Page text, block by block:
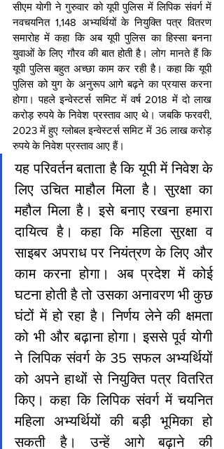
सीएम याेगी ने गुरुवार को यूपी पुलिस में लिपिक संवर्ग में
नवचयनित 1,148 अभ्यर्थियों के नियुक्ति पत्र वितरण
समारोह में कहा कि अब यूपी पुलिस का हिस्सा बनना
युवाओं के लिए गौरव की बात होती है। लोग मानते हैं कि
यूपी पुलिस बहुत अच्छा काम कर रही है। कहा कि यूपी
पुलिस को युग के अनुरूप आगे बढ़ने का प्रयास करना
होगा। पहले इन्वेस्टर्स समिट में वर्ष 2018 में दो लाख
करोड़ रुपये के निवेश प्रस्ताव आए थे। जबकि फरवरी,
2023 में हुए ग्लोबल इन्वेस्टर्स समिट में 36 लाख करोड़
रुपये के निवेश प्रस्ताव आए हैं।
यह परिवर्तन बताता है कि यूपी में निवेश के
लिए उचित माहौल मिला है। सुरक्षा का
महौल मिला है। इसे बनाए रखना हमारा
दायित्व है। कहा कि महिला सुरक्षा व
साइबर अपराध पर नियंत्रण के लिए और
काम करना होगा। अब प्रदेश में कोई
घटना होती है तो उसका अनावरण भी कुछ
घंटों में हो रहा है। निर्णय लेने की क्षमता
को भी और बढ़ाना होगा। इससे पूर्व योगी
ने लिपिक संवर्ग के 35 सफल अभ्यर्थियों
को अपने हाथों से नियुक्ति पत्र वितरित
किए। कहा कि लिपिक संवर्ग में चयनित
महिला अभ्यर्थियों की बड़ी भूमिका हो
सकती है। उन्हें आगे बढ़ाने की